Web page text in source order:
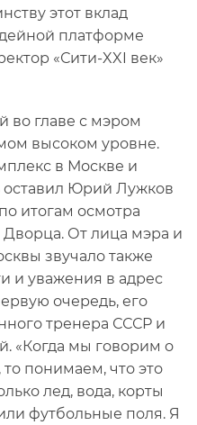
этот вклад
платформе
«Сити-XXI век»
во главе с мэром
высоком уровне.
в Москве и
оставил Юрий Лужков
итогам осмотра
От лица мэра и
звучало также
и уважения в адрес
очередь, его
тренера СССР и
«Когда мы говорим о
то понимаем, что это
лед, вода, корты
футбольные поля. Я